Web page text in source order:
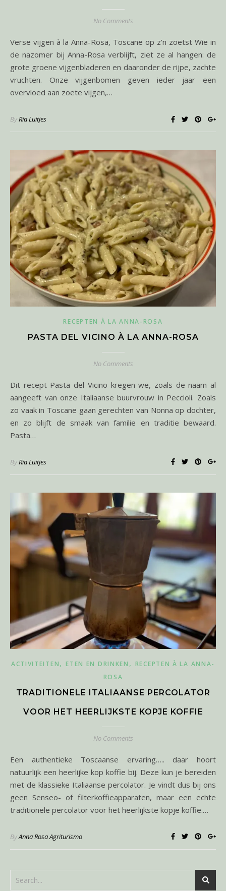
No Comments
Verse vijgen à la Anna-Rosa, Toscane op z’n zoetst Wie in
de nazomer bij Anna-Rosa verblijft, ziet ze al hangen: de
grote groene vijgenbladeren en daaronder de rijpe, zachte
vruchten. Onze vijgenbomen geven ieder jaar een
overvloed aan zoete vijgen,…
ByRia Luitjes
RECEPTEN À LA ANNA-ROSA
PASTA DEL VICINO À LA ANNA-ROSA
No Comments
Dit recept Pasta del Vicino kregen we, zoals de naam al
aangeeft van onze Italiaanse buurvrouw in Peccioli. Zoals
zo vaak in Toscane gaan gerechten van Nonna op dochter,
en zo blijft de smaak van familie en traditie bewaard.
Pasta…
ByRia Luitjes
ACTIVITEITEN,ETEN EN DRINKEN , RECEPTEN À LA ANNA-
ROSA
TRADITIONELE ITALIAANSE PERCOLATOR
VOOR HET HEERLIJKSTE KOPJE KOFFIE
No Comments
Een authentieke Toscaanse ervaring….. daar hoort
natuurlijk een heerlijke kop koffie bij. Deze kun je bereiden
met de klassieke Italiaanse percolator. Je vindt dus bij ons
geen Senseo- of filterkoffieapparaten, maar een echte
traditionele percolator voor het heerlijkste kopje koffie.…
ByAnna Rosa Agriturismo